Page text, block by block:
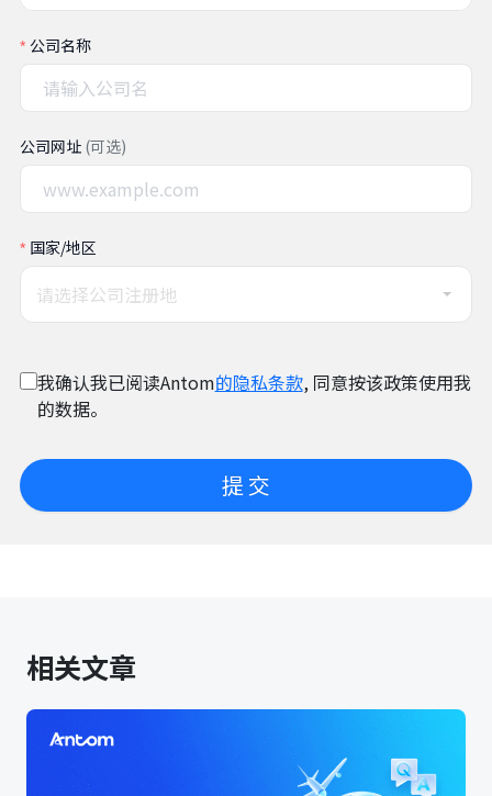
公司名称
公司网址 (可选)
国家/地区
请选择公司注册地
我确认我已阅读Antom的隐私条款, 同意按该政策使用我
的数据。
提 交
相关文章